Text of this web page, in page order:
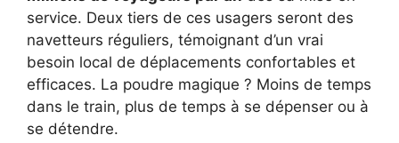
service. Deux tiers de ces usagers seront des
navetteurs réguliers, témoignant d’un vrai
besoin local de déplacements confortables et
efficaces. La poudre magique ? Moins de temps
dans le train, plus de temps à se dépenser ou à
se détendre.